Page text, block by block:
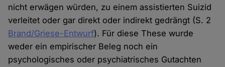
nicht erwägen würden, zu einem assistierten Suizid
verleitet oder gar direkt oder indirekt gedrängt (S. 2
Brand/Griese-Entwurf). Für diese These wurde
weder ein empirischer Beleg noch ein
psychologisches oder psychiatrisches Gutachten